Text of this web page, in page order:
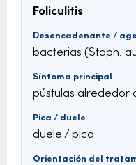
Foliculitis
bacterias (Staph.
pústulas alrededor
duele / pica